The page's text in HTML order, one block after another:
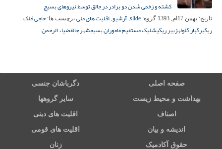
کشته و زخمی شدن دو برادر در جالق توسط نیروهای بسیج
تاریخ: بهمن 17ام, 1393 گروه: slide
, آرشیو, اقلیت های ملی برچسب ها: حاجی فلک
ریگیرگبار گلولهزبیر ریگیشلیک مستقیم ماموران بسیجشهر جالقضیاء الرحمن
صفحه اصلی دگرباشان جنسی
بهداشت و محیط زیست سایر گروهها
اصناف اقلیت های دینی
اندیشه و بیان اقلیت های قومی
حقوق آکادمیک زنان